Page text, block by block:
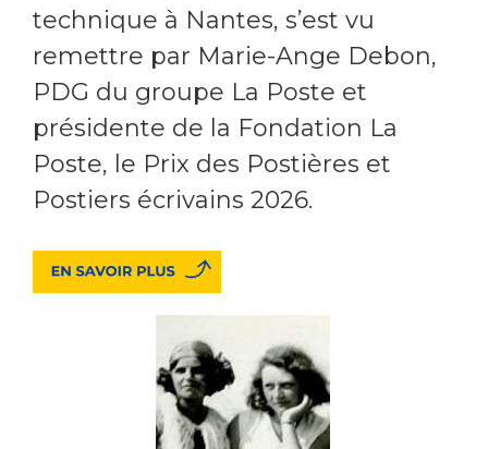
technique à Nantes, s’est vu
remettre par Marie-Ange Debon,
PDG du groupe La Poste et
présidente de la Fondation La
Poste, le Prix des Postières et
Postiers écrivains 2026.